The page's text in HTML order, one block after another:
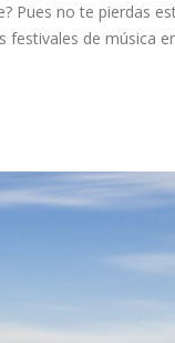
Pues no te pierdas
de música